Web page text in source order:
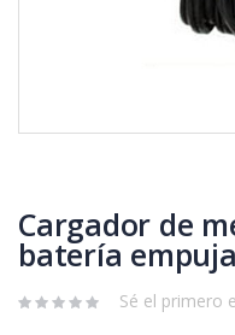
comienzo
de
la
de
Cargador de
batería
Sé el primero